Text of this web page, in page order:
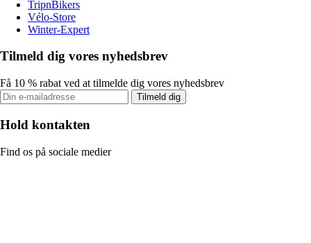
TripnBikers
Vélo-Store
Winter-Expert
Tilmeld dig vores nyhedsbrev
Få 10 % rabat ved at tilmelde dig vores nyhedsbrev
Tilmeld dig
Hold kontakten
Find os på sociale medier